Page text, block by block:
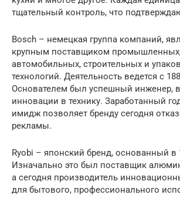
тщательный контроль, что
Bosch – немецкая группа компаний,
крупным поставщиком
автомобильных, строительных и
технологий. Деятельность ведется с
Основателем был успешный инженер,
инновации в технику. Заработанный
имидж позволяет бренду сегодня
рекламы.
Ryobi – японский бренд, основанный в
Изначально это был поставщик
а сегодня производитель
для бытового, профессионального